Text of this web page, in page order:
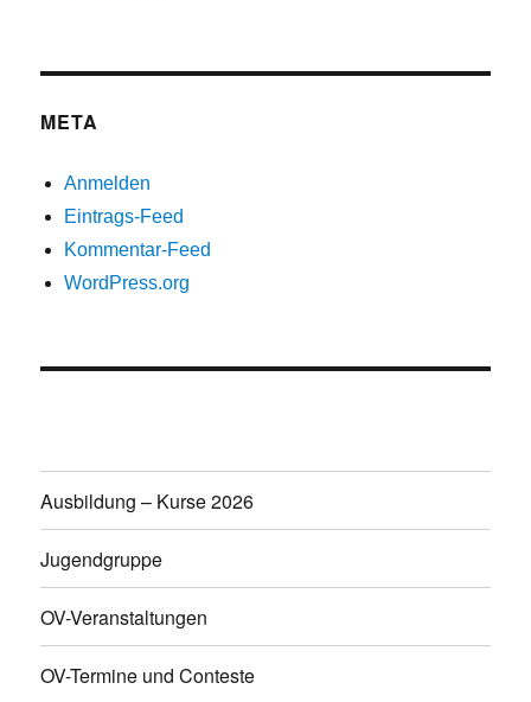
META
Anmelden
Eintrags-Feed
Kommentar-Feed
WordPress.org
Ausbildung – Kurse 2026
Jugendgruppe
OV-Veranstaltungen
OV-Termine und Conteste